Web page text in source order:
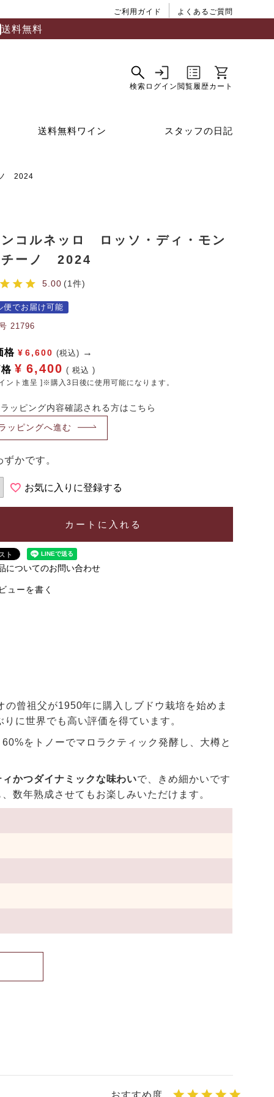
ご利用ガイド よくあるご質問
送料無料
送料無料ワイン スタッフの日記
ノ 2024
コルネッロ ロッソ・ディ・モン
チーノ 2024
5.00 1
便でお届け可能
21796
格 ¥ 6,600 (税込)
¥ 6,400 税込
ント進呈 ]※購入3日後に使用可能になります。
ッピング内容確認される方はこちら
ッピングへ進む
ずかです。
お気に入りに登録する
カートに入れる
についてのお問い合わせ
ューを書く
曾祖父が1950年に購入しブドウ栽培を始めま
に世界でも高い評価を得ています。
をトノーでマロラクティック発酵し、大樽と
かつダイナミックな味わいで、きめ細かいです
数年熟成させてもお楽しみいただけます。